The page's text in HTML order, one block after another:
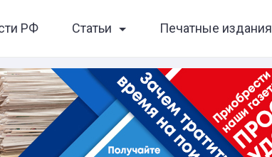
РФ Статьи Печатные издания